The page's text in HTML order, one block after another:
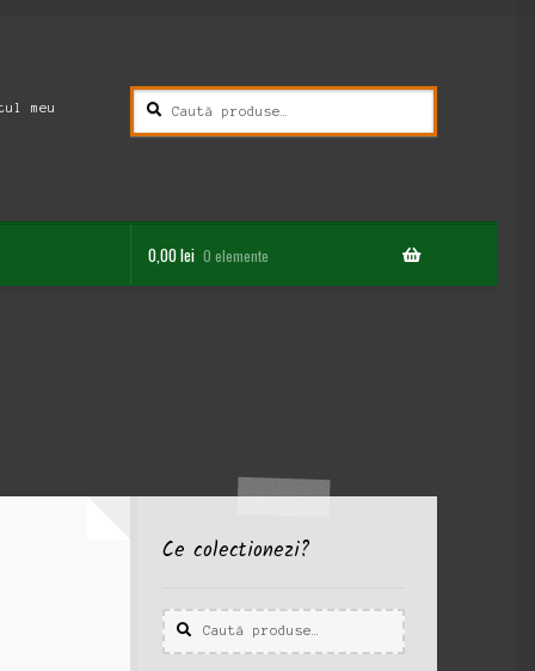
meu
Caută
după:
Caută
0,00lei 0 elemente
Ce colectionezi?
Caută
după:
Caută